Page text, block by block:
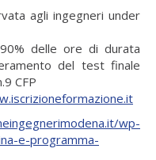
agli ingegneri under
delle ore di durata
del test finale
CFP
wp-
e-programma-